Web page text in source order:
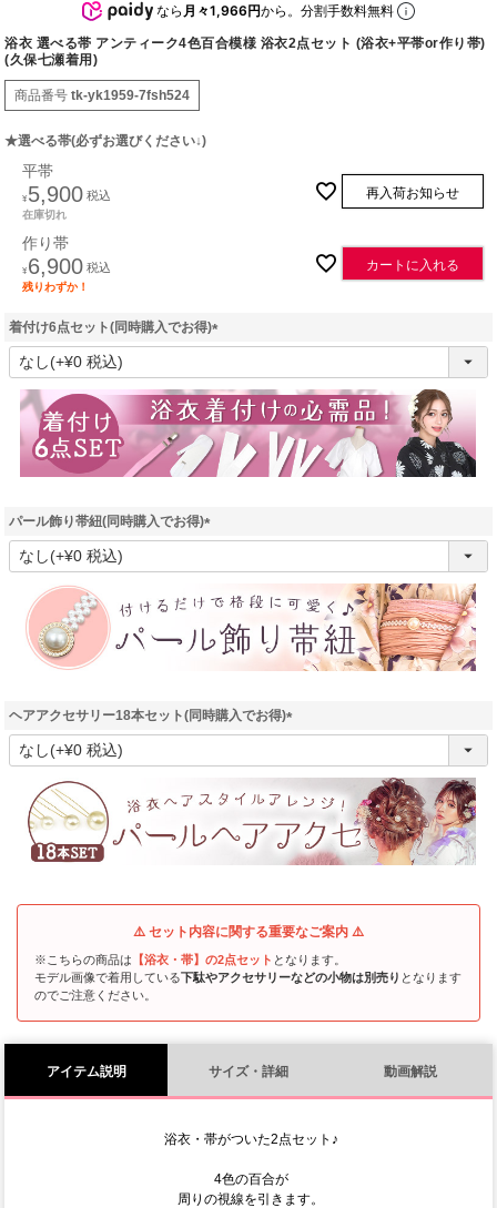
なら 月々1,966円から。分割手数料無料
浴衣 選べる帯 アンティーク4色百合模様 浴衣2点セット (浴衣+平帯or作り帯)
(久保七瀬着用)
商品番号 tk-yk1959-7fsh524
★選べる帯(必ずお選びください↓)
平帯
¥ 5,900 税込
在庫切れ
再入荷お知らせ
作り帯
¥ 6,900 税込
残りわずか！
カートに入れる
着付け6点セット(同時購入でお得)
(
須
)
パール飾り帯紐(同時購入でお得)
(
ヘアアクセサリー18本セット(同時購入でお得)
(
須
)
⚠️ セット内容に関する重要なご案内 ⚠️
※こちらの商品は 【浴衣・帯】の2点セット となります。
モデル画像で着用している下駄やアクセサリーなどの小物は別売り となります
のでご注意ください。
アイテム説明 サイズ・詳細 動画解説
浴衣・帯がついた2点セット♪
4色の百合が
周りの視線を引きます。